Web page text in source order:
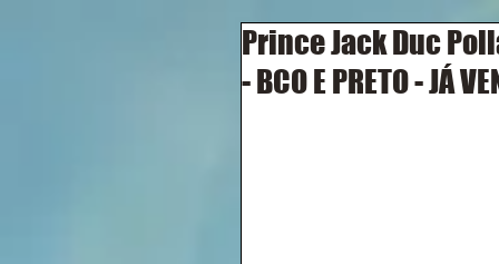
Prince Jack Duc
- BCO E PRETO - JÁ